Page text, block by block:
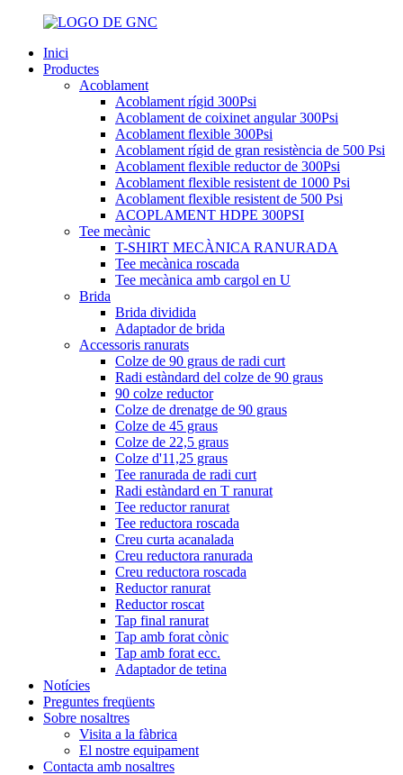
Inici
Productes
Acoblament
Acoblament rígid 300Psi
Acoblament de coixinet angular 300Psi
Acoblament flexible 300Psi
Acoblament rígid de gran resistència de 500 Psi
Acoblament flexible reductor de 300Psi
Acoblament flexible resistent de 1000 Psi
Acoblament flexible resistent de 500 Psi
ACOPLAMENT HDPE 300PSI
Tee mecànic
T-SHIRT MECÀNICA RANURADA
Tee mecànica roscada
Tee mecànica amb cargol en U
Brida
Brida dividida
Adaptador de brida
Accessoris ranurats
Colze de 90 graus de radi curt
Radi estàndard del colze de 90 graus
90 colze reductor
Colze de drenatge de 90 graus
Colze de 45 graus
Colze de 22,5 graus
Colze d'11,25 graus
Tee ranurada de radi curt
Radi estàndard en T ranurat
Tee reductor ranurat
Tee reductora roscada
Creu curta acanalada
Creu reductora ranurada
Creu reductora roscada
Reductor ranurat
Reductor roscat
Tap final ranurat
Tap amb forat cònic
Tap amb forat ecc.
Adaptador de tetina
Notícies
Preguntes freqüents
Sobre nosaltres
Visita a la fàbrica
El nostre equipament
Contacta amb nosaltres